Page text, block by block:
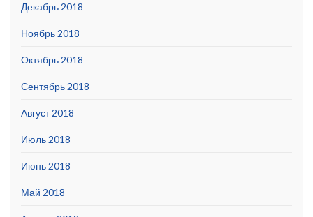
Декабрь 2018
Ноябрь 2018
Октябрь 2018
Сентябрь 2018
Август 2018
Июль 2018
Июнь 2018
Май 2018